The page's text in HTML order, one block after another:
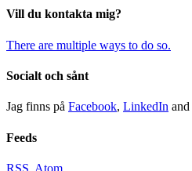
Vill du kontakta mig?
There are multiple ways to do so.
Socialt och sånt
Jag finns på Facebook, LinkedIn and
Feeds
RSS Atom